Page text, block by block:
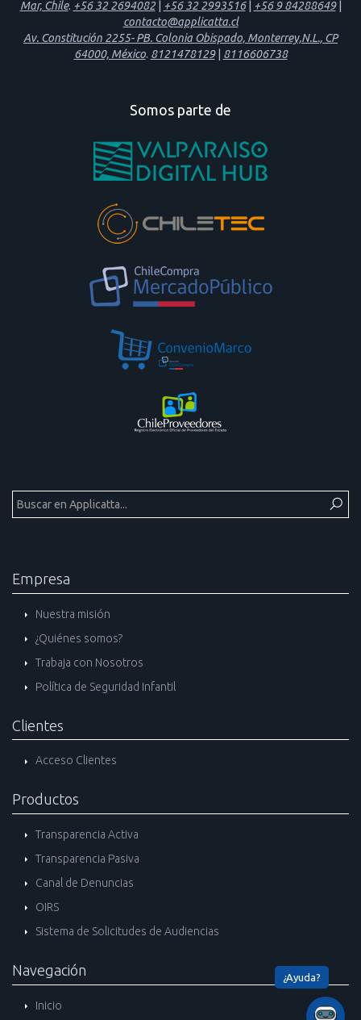
Mar, Chile. +56 32 2694082| +56 32 2993516| +56 9 84288649|
contacto@applicatta.cl
Av. Constitución 2255- PB. Colonia Obispado, Monterrey,N.L., CP
64000, México. 8121478129| 8116606738
Somos parte de
Empresa
Nuestra misión
¿Quiénes somos?
Trabaja con Nosotros
Política de Seguridad Infantil
Clientes
Acceso Clientes
Productos
Transparencia Activa
Transparencia Pasiva
Canal de Denuncias
OIRS
Sistema de Solicitudes de Audiencias
Navegación
Inicio